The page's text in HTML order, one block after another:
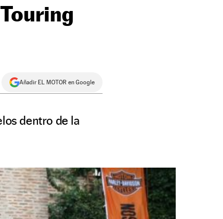
Añadir EL MOTOR en Google
dentro de la